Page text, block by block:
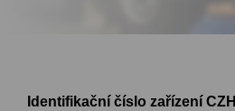
Identifikační číslo zařízení